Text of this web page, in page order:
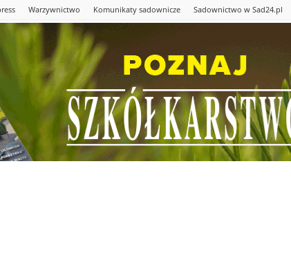
Warzywnictwo Komunikaty sadownicze Sadownictwo w Sad24.pl